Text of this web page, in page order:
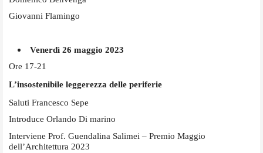
Giovanni Flamingo
Venerdì 26 maggio 2023
Ore 17-21
L’insostenibile leggerezza delle periferie
Saluti Francesco Sepe
Introduce Orlando Di marino
Interviene Prof. Guendalina Salimei – Premio Maggio
dell’Architettura 2023